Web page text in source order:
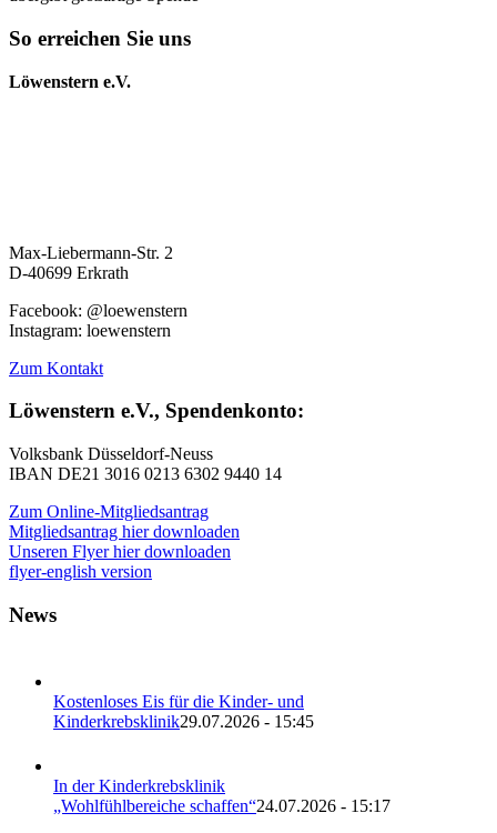
So erreichen Sie uns
Löwenstern e.V.
Max-Liebermann-Str. 2
D-40699 Erkrath
Facebook: @loewenstern
Instagram: loewenstern
Zum Kontakt
Löwenstern e.V., Spendenkonto:
Volksbank Düsseldorf-Neuss
IBAN DE21 3016 0213 6302 9440 14
Zum Online-Mitgliedsantrag
Mitgliedsantrag hier downloaden
Unseren Flyer hier downloaden
flyer-english version
News
Kostenloses Eis für die Kinder- und
Kinderkrebsklinik29.07.2026 - 15:45
In der Kinderkrebsklinik
„Wohlfühlbereiche schaffen“24.07.2026 - 15:17